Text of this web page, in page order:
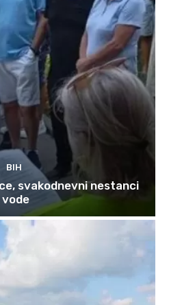
BIH
svakodnevni nestanci
vode